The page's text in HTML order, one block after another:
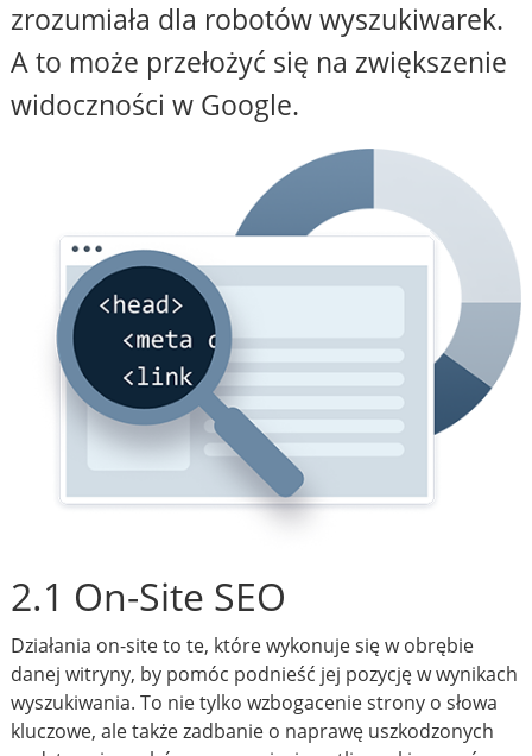
zrozumiała dla robotów wyszukiwarek.
A to może przełożyć się na zwiększenie
widoczności w Google.
2.1 On-Site SEO
Działania on-site to te, które wykonuje się w obrębie
danej witryny, by pomóc podnieść jej pozycję w wynikach
wyszukiwania. To nie tylko wzbogacenie strony o słowa
kluczowe, ale także zadbanie o naprawę uszkodzonych